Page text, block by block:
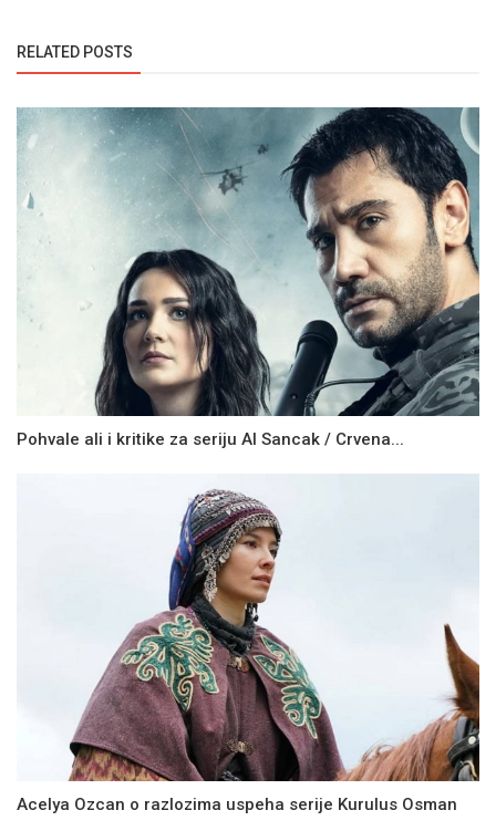
RELATED POSTS
Pohvale ali i kritike za seriju Al Sancak / Crvena...
Acelya Ozcan o razlozima uspeha serije Kurulus Osman